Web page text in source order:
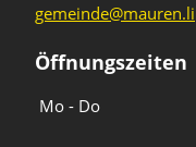
gemeinde@mauren.li
Öffnungszeiten
Mo - Do